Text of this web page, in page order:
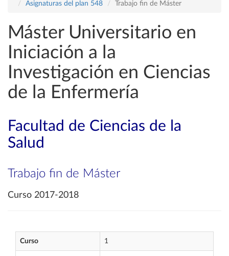
Asignaturas del plan 548
Trabajo fin de Máster
Máster Universitario en
Iniciación a la
Investigación en Ciencias
de la Enfermería
Facultad de Ciencias de la
Salud
Trabajo fin de Máster
Curso 2017-2018
Curso 1